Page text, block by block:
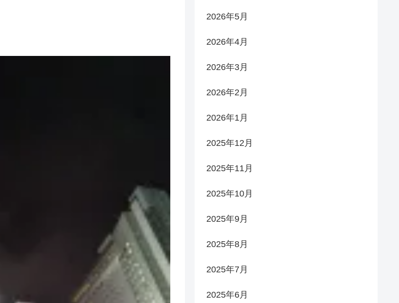
2026年5月
2026年4月
2026年3月
2026年2月
2026年1月
2025年12月
2025年11月
2025年10月
2025年9月
2025年8月
2025年7月
2025年6月